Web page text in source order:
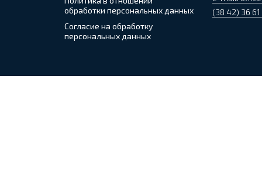
обработки персональных данных
Согласие на обработку
персональных данных
(38 42) 36